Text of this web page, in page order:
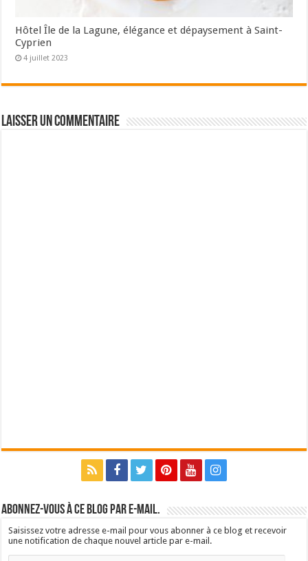
Hôtel Île de la Lagune, élégance et dépaysement à Saint-
Cyprien
4 juillet 2023
Laisser un commentaire
Abonnez-vous à ce blog par e-mail.
Saisissez votre adresse e-mail pour vous abonner à ce blog et recevoir
une notification de chaque nouvel article par e-mail.